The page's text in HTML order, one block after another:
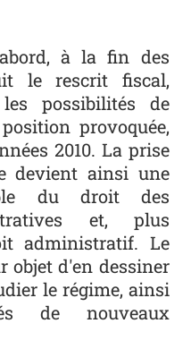
à la fin des
le rescrit fiscal,
possibilités de
provoquée,
2010. La prise
devient ainsi une
du droit des
et, plus
administratif. Le
objet d'en dessiner
le régime, ainsi
de nouveaux